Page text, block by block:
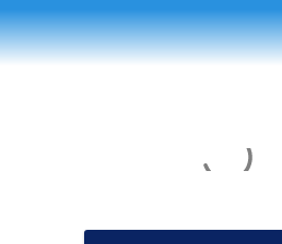
al
contenido